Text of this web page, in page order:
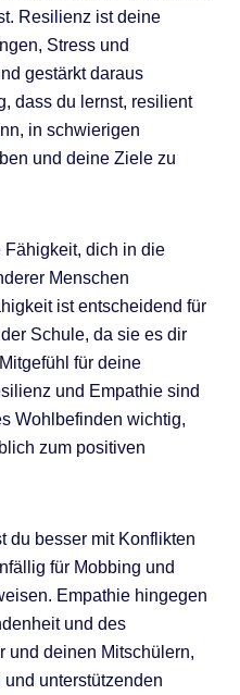
Resilienz ist deine
Stress und
gestärkt daraus
dass du lernst, resilient
in schwierigen
und deine Ziele zu
dich in die
Menschen
ist entscheidend für
Schule, da sie es dir
für deine
und Empathie sind
Wohlbefinden wichtig,
zum positiven
du besser mit Konflikten
für Mobbing und
Empathie hingegen
und des
und deinen Mitschülern,
unterstützenden